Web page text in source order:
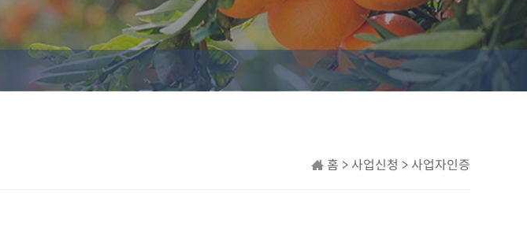
인증협회
현장코칭전문위원
홈 > 사업신청 > 사업자인증